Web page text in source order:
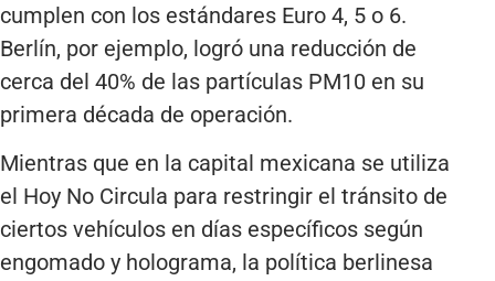
cumplen con los estándares Euro 4, 5 o 6.
Berlín, por ejemplo, logró una reducción de
cerca del 40% de las partículas PM10 en su
primera década de operación.
Mientras que en la capital mexicana se utiliza
el Hoy No Circula para restringir el tránsito de
ciertos vehículos en días específicos según
engomado y holograma, la política berlinesa